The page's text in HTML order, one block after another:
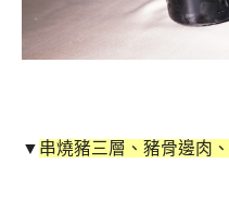
▼ 串燒豬三層、豬骨邊肉、